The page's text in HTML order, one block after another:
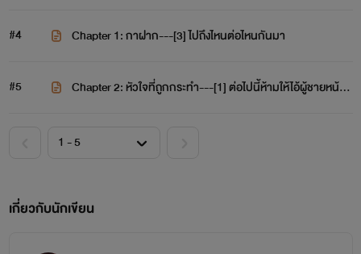
#4 Chapter 1: กาฝาก---[3] ไปถึงไหนต่อไหนกันมา
#5
Chapter 2: หัวใจที่ถูกกระทำ---[1] ต่อไปนี้ห้ามให้ไอ้ผู้ชายหน้าไ
เกี่ยวกับนักเขียน